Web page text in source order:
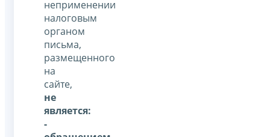
неприменении
налоговым
органом
письма,
размещенного
на
сайте,
не
является:
-